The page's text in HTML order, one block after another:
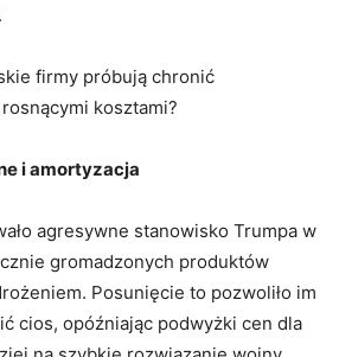
firmy próbują chronić
kosztami?
i amortyzacja
agresywne stanowisko Trumpa w
gromadzonych produktów
Posunięcie to pozwoliło im
cios, opóźniając podwyżki cen dla